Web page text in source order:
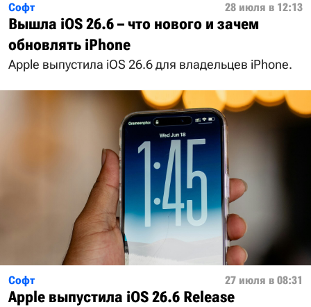
Софт 28 июля в 12:13
Вышла iOS 26.6 – что нового и зачем
обновлять iPhone
Apple выпустила iOS 26.6 для владельцев iPhone.
Софт 27 июля в 08:31
Apple выпустила iOS 26.6 Release